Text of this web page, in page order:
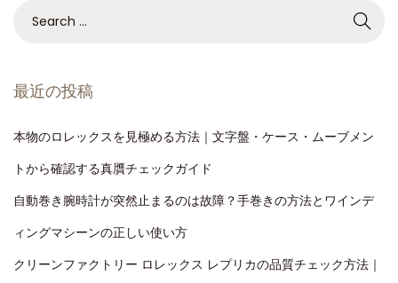
最近の投稿
本物のロレックスを見極める方法｜文字盤・ケース・ムーブメン
トから確認する真贋チェックガイド
自動巻き腕時計が突然止まるのは故障？手巻きの方法とワインデ
ィングマシーンの正しい使い方
クリーンファクトリー ロレックス レプリカの品質チェック方法｜